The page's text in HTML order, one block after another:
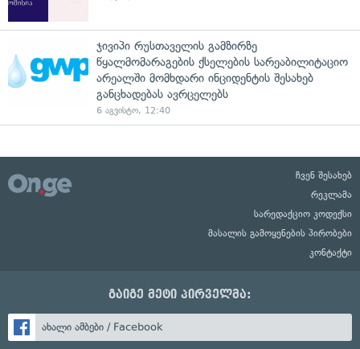
ჯივიპი რუსთაველის გამზირზე
წყალმომარაგების ქსელების სარეაბილიტაციო
არეალში მომხდარი ინციდენტის შესახებ
განცხადებას ავრცელებს
6 აგვისტო, 12:40
ჩვენ შესახებ
რეკლამა
სარედაქციო კოდექსი
მასალის გამოყენების პირობები
კონტაქტი
გაიგე მეტი პირველმა:
ახალი ამბები / Facebook